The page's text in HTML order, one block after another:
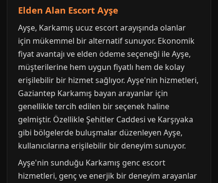
Elden Alan Escort Ayşe
Ayşe, Karkamış ucuz escort arayışında olanlar
için mükemmel bir alternatif sunuyor. Ekonomik
fiyat avantajı ve elden ödeme seçeneği ile Ayşe,
müşterilerine hem uygun fiyatlı hem de kolay
erişilebilir bir hizmet sağlıyor. Ayşe'nin hizmetleri,
Gaziantep Karkamış bayan arayanlar için
genellikle tercih edilen bir seçenek haline
gelmiştir. Özellikle Şehitler Caddesi ve Karşıyaka
gibi bölgelerde buluşmalar düzenleyen Ayşe,
kullanıcılarına erişilebilir bir deneyim sunuyor.
Ayşe'nin sunduğu Karkamış genc escort
hizmetleri, genç ve enerjik bir deneyim arayanlar